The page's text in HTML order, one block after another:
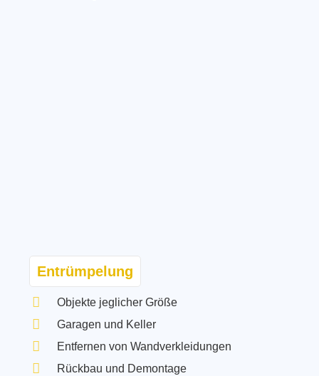
Entrümpelung
Objekte jeglicher Größe
Garagen und Keller
Entfernen von Wandverkleidungen
Rückbau und Demontage